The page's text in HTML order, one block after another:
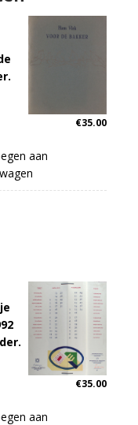
€35.00
aan
€35.00
aan